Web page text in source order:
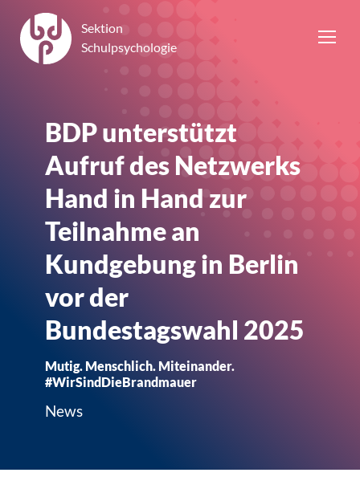
Sektion
Schulpsychologie
BDP unterstützt
Aufruf des Netzwerks
Hand in Hand zur
Teilnahme an
Kundgebung in Berlin
vor der
Bundestagswahl 2025
Mutig. Menschlich. Miteinander.
#WirSindDieBrandmauer
News